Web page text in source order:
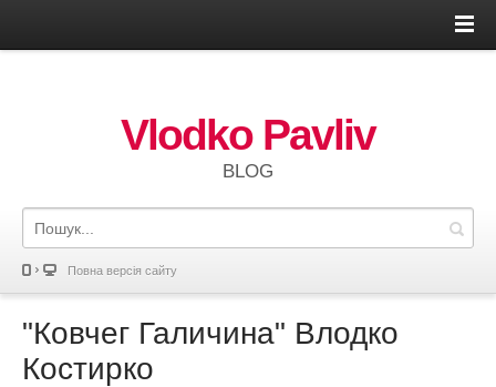
Vlodko Pavliv
BLOG
Повна версія сайту
"Ковчег Галичина" Влодко
Костирко